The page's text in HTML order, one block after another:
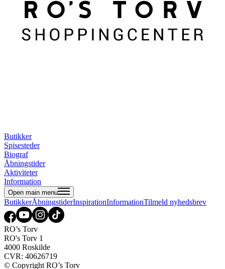
Butikker
Spisesteder
Biograf
Åbningstider
Aktiviteter
Information
Open main menu
ButikkerÅbningstiderInspirationInformationTilmeld nyhedsbrev
RO’s Torv
RO's Torv 1
4000 Roskilde
CVR: 40626719
© Copyright RO’s Torv